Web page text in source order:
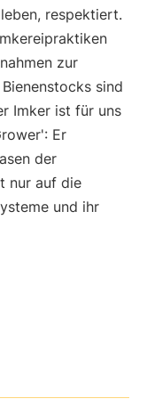
respektiert.
zur
sind
Imker ist für uns
Er
der
nur auf die
und ihr